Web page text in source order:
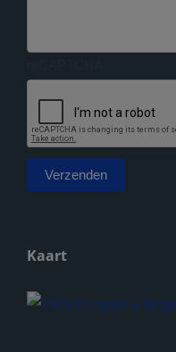
Verzenden
Kaart